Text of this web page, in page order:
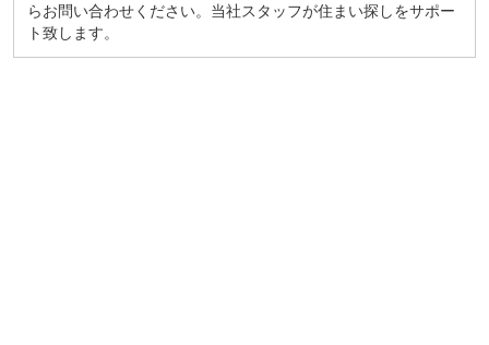
らお問い合わせください。当社スタッフが住まい探しをサポー
ト致します。